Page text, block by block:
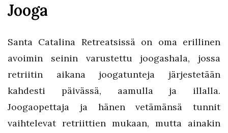
Jooga
Santa Catalina Retreatsissä on oma erillinen
avoimin seinin varustettu joogashala, jossa
retriitin aikana joogatunteja järjestetään
kahdesti päivässä, aamulla ja illalla.
Joogaopettaja ja hänen vetämänsä tunnit
vaihtelevat retriittien mukaan, mutta ainakin